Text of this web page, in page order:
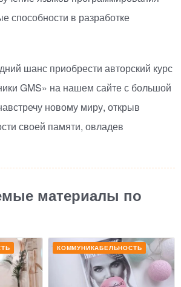
способности в разработке
шанс приобрести авторский курс
GMS» на нашем сайте с большой
новому миру, открыв
своей памяти, овладев
материалы по
КОММУНИКАБЕЛЬНОСТЬ